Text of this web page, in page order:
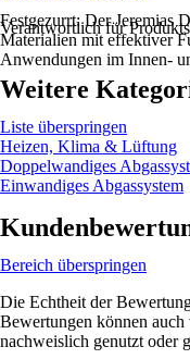
Festgezurrt: Der Jeremias
Materialien mit effektiver
Anwendungen im Innen-
Verantwortlich für
Weitere
Liste überspringen
Heizen, Klima & Lüftung
Doppelwandiges
Einwandiges Abgassystem
Bereich überspringen
Die Echtheit der
Bewertungen können
nachweislich genutzt oder